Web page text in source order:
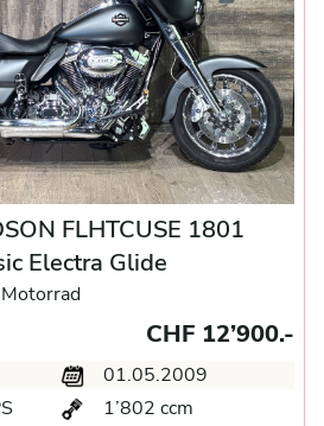
FLHTCUSE 1801
Electra Glide
CHF 12’900.-
01.05.2009
1’802 ccm